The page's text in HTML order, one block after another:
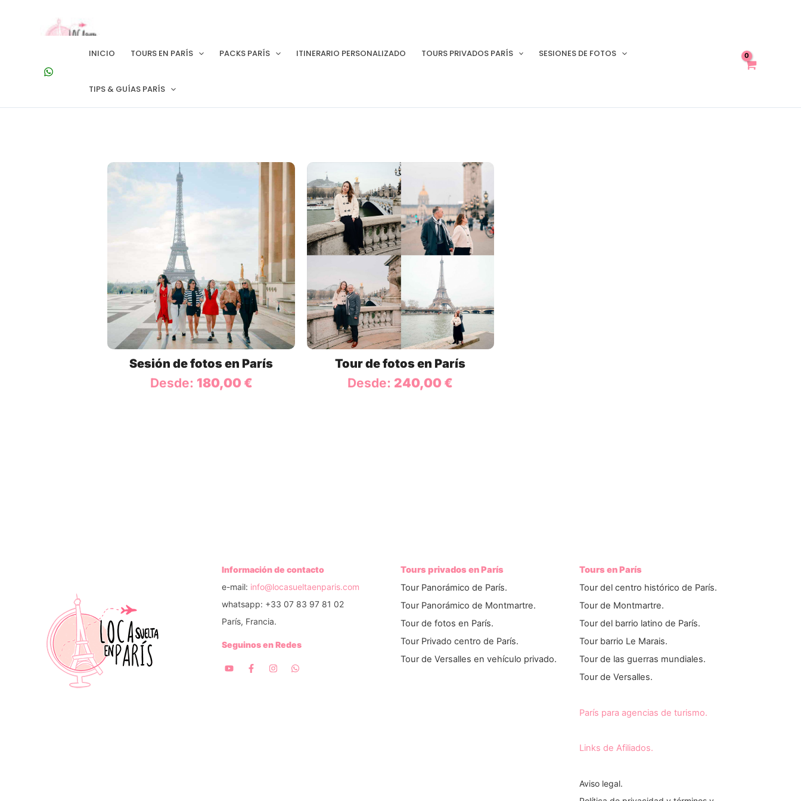
INICIO TOURS EN PARÍS PACKS PARÍS ITINERARIO PERSONALIZADO TOURS PRIVADOS PARÍS SESIONES DE FOTOS
TIPS & GUÍAS PARÍS
Sesión de fotos en París
Desde: 180,00 €
Tour de fotos en París
Desde: 240,00 €
Información de contacto
e-mail: info@locasueltaenparis.com
whatsapp: +33 07 83 97 81 02
París, Francia.
Seguinos en Redes
Tours privados en París
Tour Panorámico de París.
Tour Panorámico de Montmartre.
Tour de fotos en París.
Tour Privado centro de París.
Tour de Versalles en vehículo privado.
Tours en París
Tour del centro histórico de París.
Tour de Montmartre.
Tour del barrio latino de París.
Tour barrio Le Marais.
Tour de las guerras mundiales.
Tour de Versalles.
París para agencias de turismo.
Links de Afiliados.
Aviso legal.